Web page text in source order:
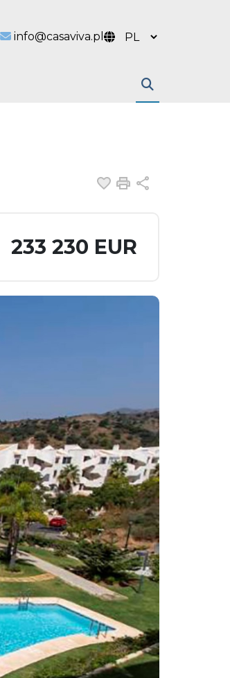
info@casaviva.pl
Dodaj do
Drukuj
233 230 EUR